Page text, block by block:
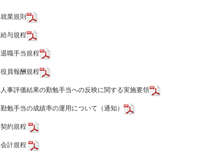
就業規則
給与規程
退職手当規程
役員報酬規程
人事評価結果の勤勉手当への反映に関する実施要領
勤勉手当の成績率の運用について（通知）
契約規程
会計規程